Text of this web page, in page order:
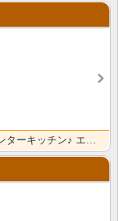
全室洋室の1LDK♪ 洋風でおしゃれな外観♪ カウンターキッチン♪ エアコン・ウォシュレットなど設備･･･